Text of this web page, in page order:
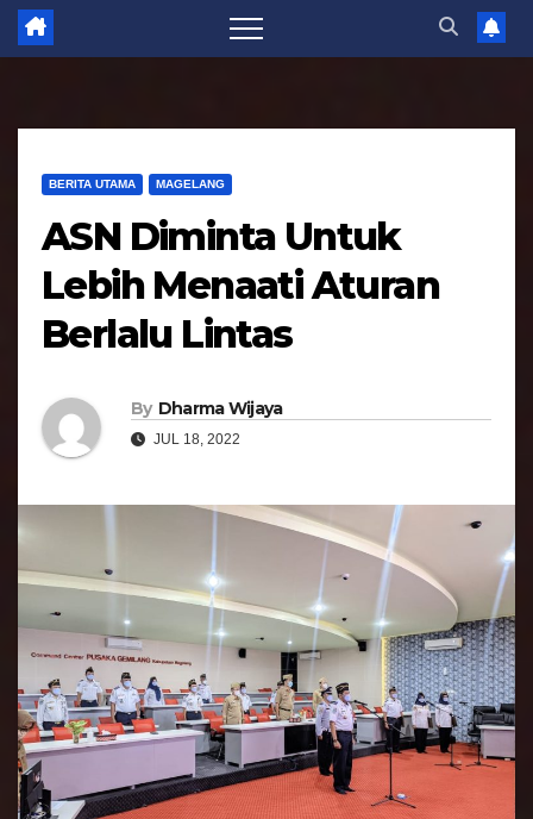
n
BERITA UTAMA MAGELANG
ASN Diminta Untuk
Lebih Menaati Aturan
Berlalu Lintas
By Dharma Wijaya
JUL 18, 2022